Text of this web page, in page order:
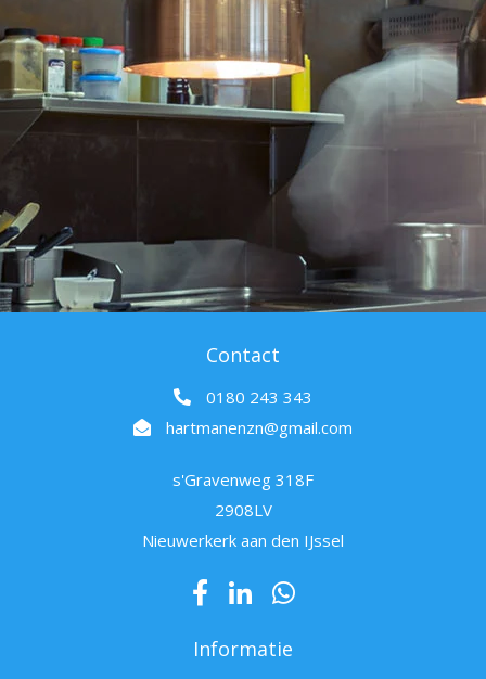
Contact
0180 243 343
hartmanenzn@gmail.com
s'Gravenweg 318F
2908LV
Nieuwerkerk aan den IJssel
Informatie